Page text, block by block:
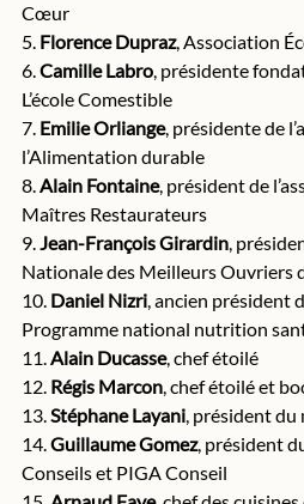
Cœur
5. Florence Dupraz, Association
6. Camille Labro, présidente
L’école Comestible
7. Emilie Orliange, présidente de
l’Alimentation durable
8. Alain Fontaine, président de
Maîtres Restaurateurs
9. Jean-François Girardin,
Nationale des Meilleurs Ouvriers
10. Daniel Nizri, ancien président
Programme national nutrition
11. Alain Ducasse, chef étoilé
12. Régis Marcon, chef étoilé et
13. Stéphane Layani, président du
14. Guillaume Gomez, président
Conseils et PIGA Conseil